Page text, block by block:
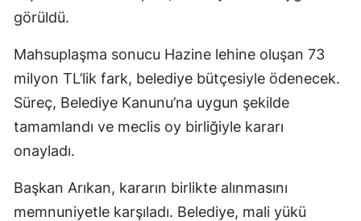
görüldü.
Mahsuplaşma sonucu Hazine lehine oluşan 73
milyon TL’lik fark, belediye bütçesiyle ödenecek.
Süreç, Belediye Kanunu’na uygun şekilde
tamamlandı ve meclis oy birliğiyle kararı
onayladı.
Başkan Arıkan, kararın birlikte alınmasını
memnuniyetle karşıladı. Belediye, mali yükü